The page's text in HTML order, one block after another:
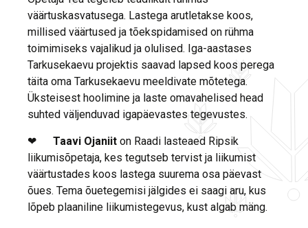
väärtuskasvatusega. Lastega arutletakse koos,
millised väärtused ja tõekspidamised on rühma
toimimiseks vajalikud ja olulised. Iga-aastases
Tarkusekaevu projektis saavad lapsed koos perega
täita oma Tarkusekaevu meeldivate mõtetega.
Üksteisest hoolimine ja laste omavahelised head
suhted väljenduvad igapäevastes tegevustes.
❤ Taavi Ojaniit on Raadi lasteaed Ripsik
liikumisõpetaja, kes tegutseb tervist ja liikumist
väärtustades koos lastega suurema osa päevast
õues. Tema õuetegemisi jälgides ei saagi aru, kus
lõpeb plaaniline liikumistegevus, kust algab mäng.